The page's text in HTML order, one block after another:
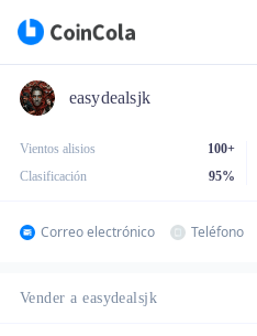
easydealsjk
Vientos alisios
100+
Clasificación
95%
Correo electrónico Teléfono
Vender a easydealsjk